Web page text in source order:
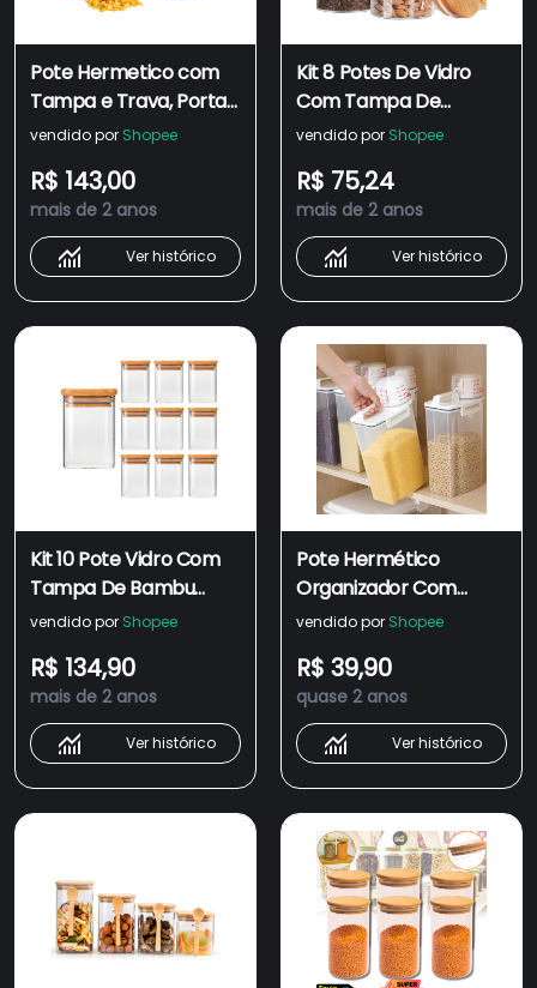
Pote Hermetico com
Tampa e Trava, Porta
Mantimentos para
Peças
vendido por Shopee
R$ 143,00
mais de 2 anos
Ver histórico
Kit 8 Potes De Vidro
Com Tampa De
Bambu Para Cozinha
Mantimentos Pote
Com Hermético
Mantimento Kit
Ermeticos Alimentos
550ML / 450ML /
750ML
vendido por Shopee
R$ 75,24
mais de 2 anos
Ver histórico
Kit 10 Pote Vidro Com
Tampa De Bambu
170ml Quadrado porta
mantimentos jogo
para cozinha c/ potes
herméticos hermetico
170 ml madeira
mantimento
vendido por Shopee
R$ 134,90
mais de 2 anos
Ver histórico
Pote Hermético
Organizador Com
Medidor Para
Mantimentos
vendido por Shopee
R$ 39,90
quase 2 anos
Ver histórico